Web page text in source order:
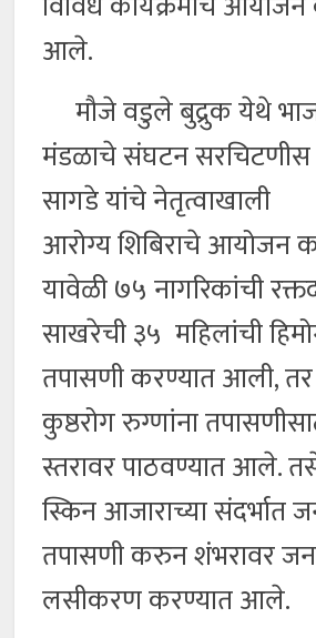
आले.
मौजे वडुले बुद्रुक येथे
मंडळाचे संघटन सरचिटणीस
सागडे यांचे नेतृत्वाखाली
आरोग्य शिबिराचे आयोजन
यावेळी ७५ नागरिकांची
साखरेची ३५ महिलांची
तपासणी करण्यात आली,
कुष्ठरोग रुग्णांना
स्तरावर पाठवण्यात आले.
स्किन आजाराच्या संदर्भात
तपासणी करुन शंभरावर
लसीकरण करण्यात आले.